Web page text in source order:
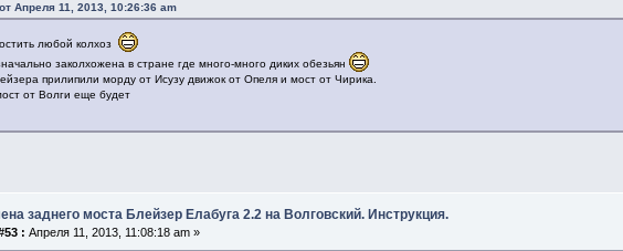
Апреля 11, 2013, 10:26:36 am
любой колхоз
заколхожена в стране где много-много диких обезьян
прилипили морду от Исузу движок от Опеля и мост от Чирика.
от Волги еще будет
заднего моста Блейзер Елабуга 2.2 на Волговский. Инструкция.
: Апреля 11, 2013, 11:08:18 am »